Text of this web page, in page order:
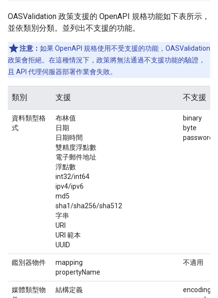
OASValidation 政策支援的 OpenAPI 規格功能如下表所示，
並依類別分類。並列出不支援的功能。
注意： 如果 OpenAPI 規格使用不受支援的功能，OASValidation
政策會拒絕。在這種情況下，政策將無法通過不支援功能的驗證，
且 API 代理伺服器部署作業會失敗。
類別 支援 不支援
資料類型格
式
布林值
日期
日期時間
雙精度浮點數
電子郵件地址
浮點數
int32/int64
ipv4/ipv6
md5
sha1/sha256/sha512
字串
URI
URI 範本
UUID
binary
byte
password
鑑別器物件
mapping
propertyName
不適用
媒體類型物
結構定義
encoding